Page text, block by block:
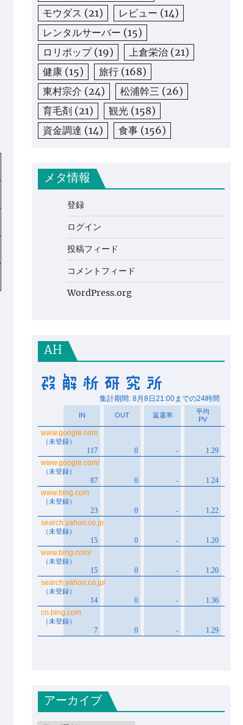
モウダス (21) レビュー (14)
レンタルサーバー (15)
ロリポップ(19) 上倉栄治 (21)
健康 (15) 旅行 (168)
東村宗介 (24) 松浦幹三 (26)
育毛剤 (21) 観光 (158)
資金調達 (14) 食事 (156)
メタ情報
登録
ログイン
投稿フィード
コメントフィード
WordPress.org
AH
アーカイブ